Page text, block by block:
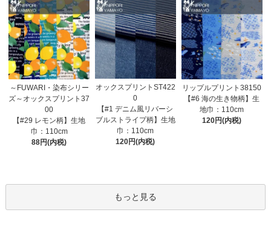
～FUWARI・染布シリー
ズ～オックスプリント37
00
【#29 レモン柄】生地
巾：110cm
88円(内税)
オックスプリントST422
0
【#1 デニム風リバーシ
ブルストライプ柄】生地
巾：110cm
120円(内税)
リップルプリント38150
【#6 海の生き物柄】生
地巾：110cm
120円(内税)
もっと見る